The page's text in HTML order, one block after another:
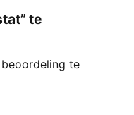
te
te